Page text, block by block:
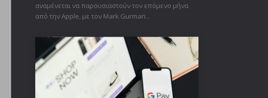
αναμένεται να παρουσιαστούν τον επόμενο μήνα
από την Apple, με τον Mark Gurman...